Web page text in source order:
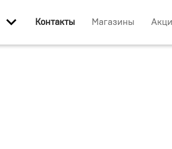
Контакты Магазины